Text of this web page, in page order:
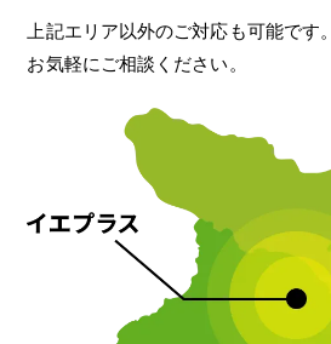
上記エリア以外のご対応も可能です。
お気軽にご相談ください。